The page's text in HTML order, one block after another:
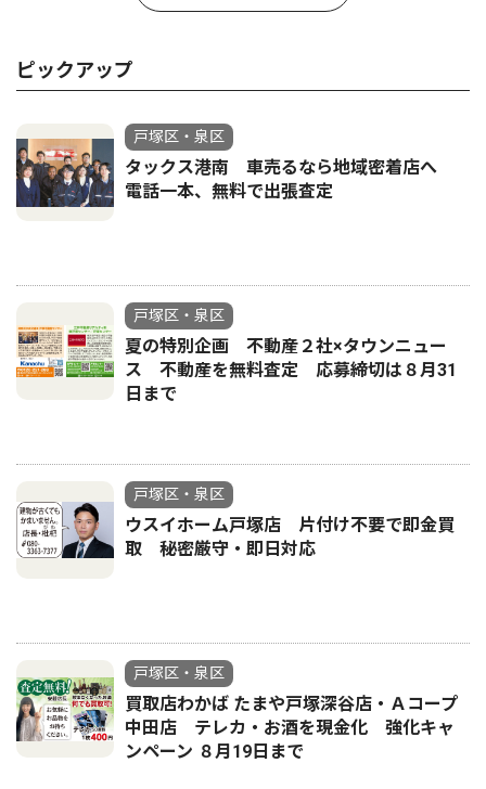
ピックアップ
戸塚区・泉区
タックス港南 車売るなら地域密着店へ
電話一本、無料で出張査定
戸塚区・泉区
夏の特別企画 不動産２社×タウンニュー
ス 不動産を無料査定 応募締切は８月31
日まで
戸塚区・泉区
ウスイホーム戸塚店 片付け不要で即金買
取 秘密厳守・即日対応
戸塚区・泉区
買取店わかば たまや戸塚深谷店・Ａコープ
中田店 テレカ・お酒を現金化 強化キャ
ンペーン ８月19日まで